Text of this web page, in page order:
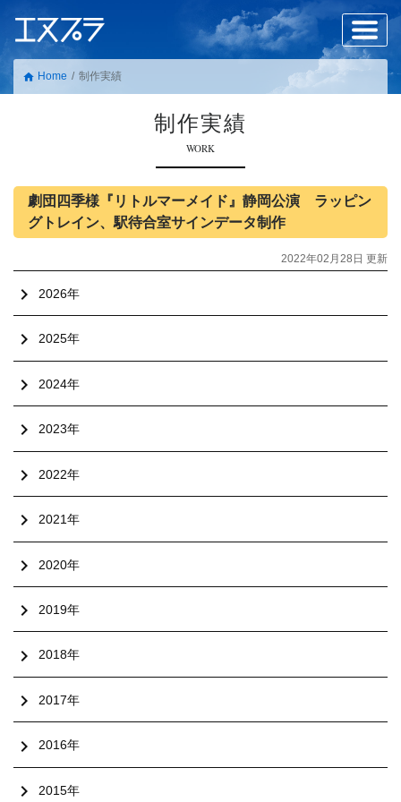
home Home 制作実績
制作実績
WORK
劇団四季様『リトルマーメイド』静岡公演 ラッピン
グトレイン、駅待合室サインデータ制作
2022年02月28日 更新
chevron_right 2026年
chevron_right 2025年
chevron_right 2024年
chevron_right 2023年
chevron_right 2022年
chevron_right 2021年
chevron_right 2020年
chevron_right 2019年
chevron_right 2018年
chevron_right 2017年
chevron_right 2016年
chevron_right 2015年